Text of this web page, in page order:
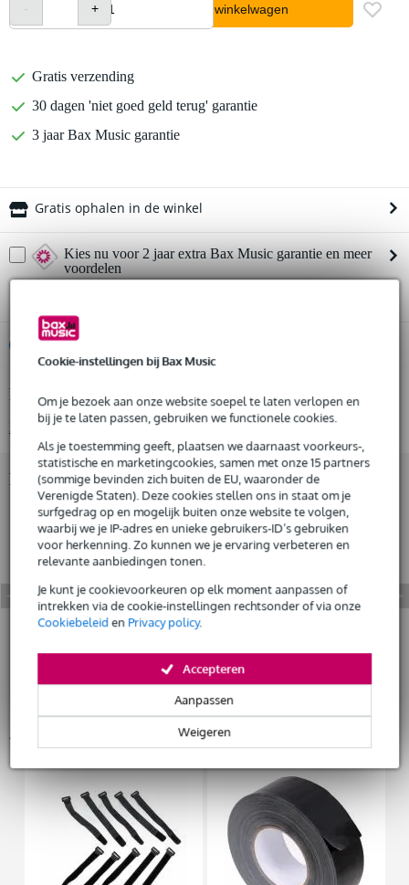
Cookie-instellingen bij Bax Music
Om je bezoek aan onze website soepel te laten verlopen en
bij je te laten passen, gebruiken we functionele cookies.
Als je toestemming geeft, plaatsen we daarnaast voorkeurs-,
statistische en marketingcookies, samen met onze 15 partners
(sommige bevinden zich buiten de EU, waaronder de
Verenigde Staten). Deze cookies stellen ons in staat om je
surfgedrag op en mogelijk buiten onze website te volgen,
waarbij we je IP-adres en unieke gebruikers-ID’s gebruiken
voor herkenning. Zo kunnen we je ervaring verbeteren en
relevante aanbiedingen tonen.
Je kunt je cookievoorkeuren op elk moment aanpassen of
intrekken via de cookie-instellingen rechtsonder of via onze
Cookiebeleiden Privacy policy.
Weigeren
Aanpassen
Accepteren
In winkelwagen
Gratis verzending
30 dagen 'niet goed geld terug' garantie
3 jaar Bax Music garantie
Gratis ophalen in de winkel
Kies nu voor 2 jaar extra Bax Music garantie en meer
voordelen
Huur dit product
Huur dit product al vanaf 23 euro per maand
Huur meerdere producten tegelijk: min. € 300,- en max.
Gratisthuisbezorgd of op te halen in de winkel
Al na 4 maanden maandelijks opzegbaar
De mogelijkheid om je product(en) met korting te kopen
Snelle vervanging door Bax Music bij een defect
Huur dit product
Productinformatie
Bekijk alle productspecificaties
Bekijk ook eens (1)